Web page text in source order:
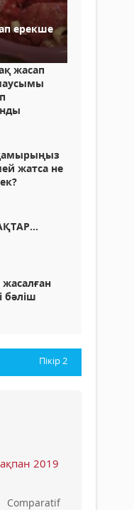
ерекше
жасап
жатса не
бәліш
Пікір 2
2019